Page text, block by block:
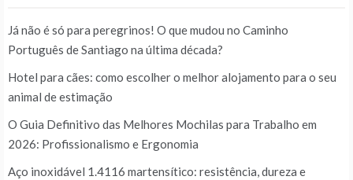
Já não é só para peregrinos! O que mudou no Caminho
Português de Santiago na última década?
Hotel para cães: como escolher o melhor alojamento para o seu
animal de estimação
O Guia Definitivo das Melhores Mochilas para Trabalho em
2026: Profissionalismo e Ergonomia
Aço inoxidável 1.4116 martensítico: resistência, dureza e